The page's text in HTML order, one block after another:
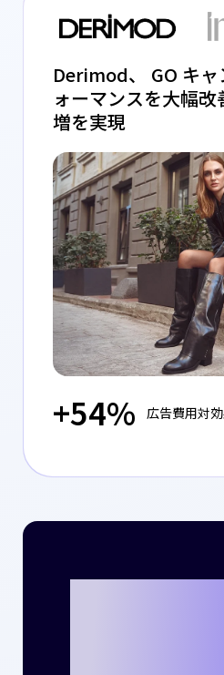
Derimod、 GO キ
ォーマンスを大幅
増を実現
+54% 広告費用対効